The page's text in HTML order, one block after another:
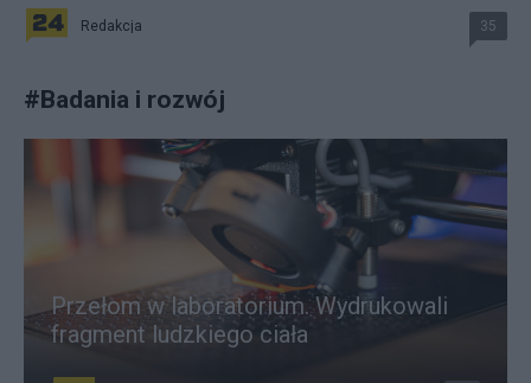
Redakcja 35
#Badania i rozwój
Przełom w laboratorium. Wydrukowali
fragment ludzkiego ciała